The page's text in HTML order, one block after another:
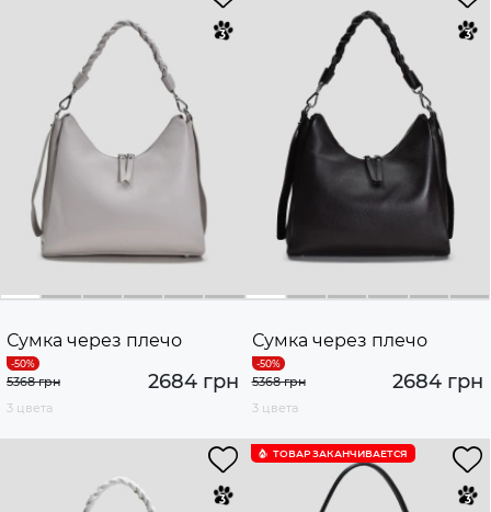
Сумка через плечо
2684 грн
5368 грн
3 цвета
Сумка через плечо
2684 грн
5368 грн
3 цвета
ТОВАР ЗАКАНЧИВАЕТСЯ